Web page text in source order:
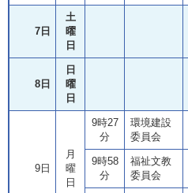
7日
土
曜
日
8日
日
曜
日
9日
月
曜
日
9時27
分
環境建設
委員会
9時58
分
福祉文教
委員会